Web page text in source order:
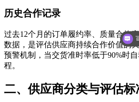
历史合作记录
过去12个月的订单履约率、质量合格
数据，是评估供应商持续合作价值的
预警机制，当交货准时率低于90%时
程。
二、供应商分类与评估标